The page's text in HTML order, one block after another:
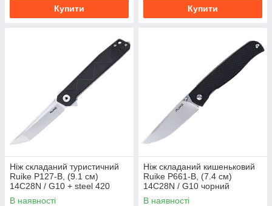
Купити Купити
Ніж складаний туристичний
Ruike P127-B, (9.1 см)
14C28N / G10 + steel 420
чорний
В наявності
Ніж складаний кишеньковий
Ruike P661-B, (7.4 см)
14C28N / G10 чорний
В наявності